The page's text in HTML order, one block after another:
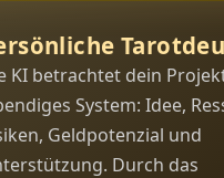
KI betrachtet dein
System: Idee,
Geldpotenzial und
Durch das